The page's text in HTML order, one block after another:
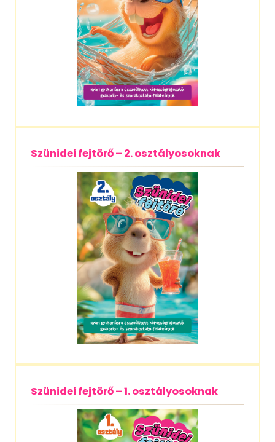
Szünidei fejtörő – 2. osztályosoknak
Szünidei fejtörő – 1. osztályosoknak